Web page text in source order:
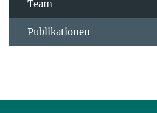
Team
Publikationen